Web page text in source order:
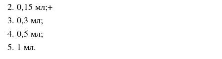
2. 0,15 мл;+
3. 0,3 мл;
4. 0,5 мл;
5. 1 мл.